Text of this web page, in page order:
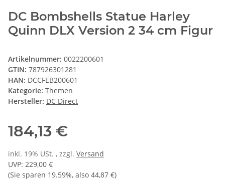
DC Bombshells Statue Harley
Quinn DLX Version 2 34 cm Figur
Artikelnummer: 0022200601
GTIN: 787926301281
HAN: DCCFEB200601
Kategorie: Themen
Hersteller: DC Direct
184,13 €
inkl. 19% USt. , zzgl. Versand
UVP: 229,00 €
(Sie sparen 19.59%, also 44,87 €)